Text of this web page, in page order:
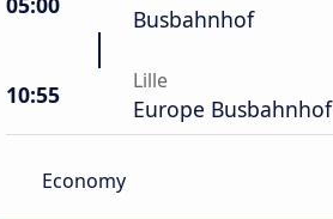
Busbahnhof
10:55 Lille
Europe Busbahnhof
Economy